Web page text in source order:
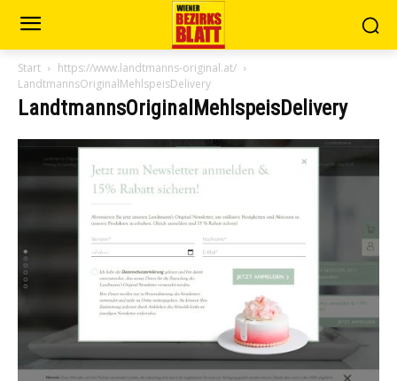
Start
https://www.landtmanns-original.at/
LandtmannsOriginalMehlspeisDelivery
LandtmannsOriginalMehlspeisDelivery